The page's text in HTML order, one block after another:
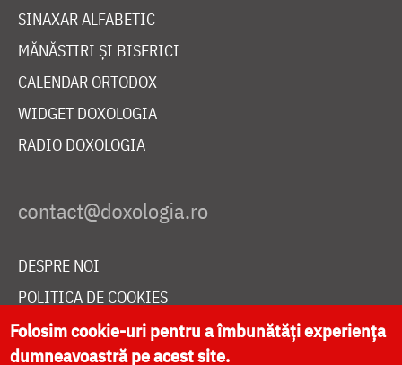
SINAXAR ALFABETIC
MĂNĂSTIRI ȘI BISERICI
CALENDAR ORTODOX
WIDGET DOXOLOGIA
RADIO DOXOLOGIA
DESPRE NOI
POLITICA DE COOKIES
DONEAZĂ ONLINE PENTRU CATEDRALA NAȚIONALĂ
Folosim cookie-uri pentru a îmbunătăți experiența
dumneavoastră pe acest site.